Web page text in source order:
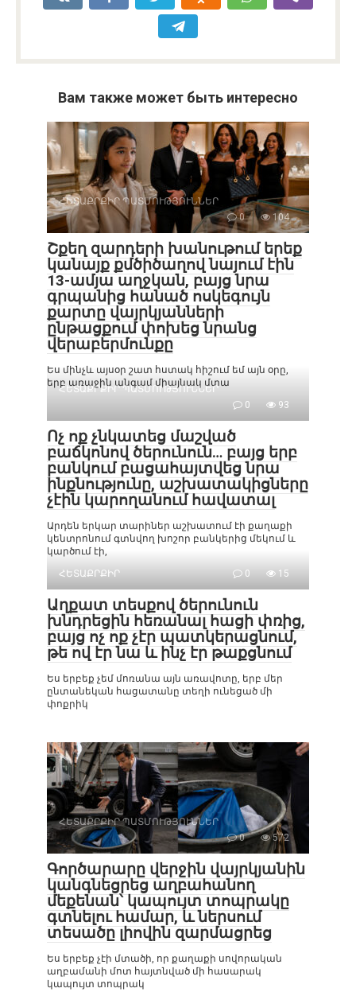
Вам также может быть интересно
ՀԵՏԱՔՐՔԻՐ ՊԱՏՄՈՒԹՅՈՒՆՆԵՐ
0
104
Շքեղ զարդերի խանութում երեք
կանայք քմծիծաղով նայում էին
13-ամյա աղջկան, բայց նրա
գրպանից հանած ոսկեգույն
քարտը վայրկյանների
ընթացքում փոխեց նրանց
վերաբերմունքը
Ես մինչև այսօր շատ հստակ հիշում եմ այն օրը,
երբ առաջին անգամ միայնակ մտա
ՀԵՏԱՔՐՔԻՐ ՊԱՏՄՈՒԹՅՈՒՆՆԵՐ
0
93
Ոչ ոք չնկատեց մաշված
բաճկոնով ծերունուն… բայց երբ
բանկում բացահայտվեց նրա
ինքնությունը, աշխատակիցները
չէին կարողանում հավատալ
Արդեն երկար տարիներ աշխատում էի քաղաքի
կենտրոնում գտնվող խոշոր բանկերից մեկում և
կարծում էի,
ՀԵՏԱՔՐՔԻՐ
0 15
Աղքատ տեսքով ծերունուն
խնդրեցին հեռանալ հացի փռից,
բայց ոչ ոք չէր պատկերացնում,
թե ով էր նա և ինչ էր թաքցնում
Ես երբեք չեմ մոռանա այն առավոտը, երբ մեր
ընտանեկան հացատանը տեղի ունեցած մի
փոքրիկ
ՀԵՏԱՔՐՔԻՐ ՊԱՏՄՈՒԹՅՈՒՆՆԵՐ
0
572
Գործարարը վերջին վայրկյանին
կանգնեցրեց աղբահանող
մեքենան՝ կապույտ տոպրակը
գտնելու համար, և ներսում
տեսածը լիովին զարմացրեց
Ես երբեք չէի մտածի, որ քաղաքի սովորական
աղբամանի մոտ հայտնված մի հասարակ
կապույտ տոպրակ